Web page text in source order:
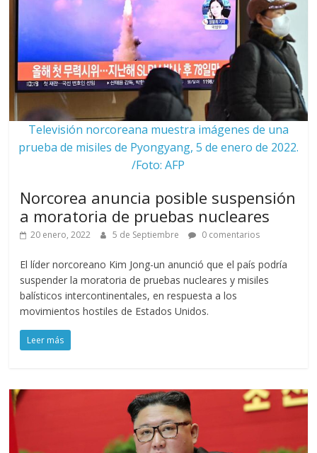
Televisión norcoreana muestra imágenes de una
prueba de misiles de Pyongyang, 5 de enero de 2022.
/Foto: AFP
Norcorea anuncia posible suspensión
a moratoria de pruebas nucleares
20 enero, 2022 5 de Septiembre 0 comentarios
El líder norcoreano Kim Jong-un anunció que el país podría
suspender la moratoria de pruebas nucleares y misiles
balísticos intercontinentales, en respuesta a los
movimientos hostiles de Estados Unidos.
Leer más